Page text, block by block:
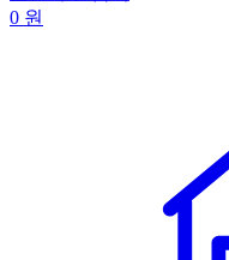
0 원